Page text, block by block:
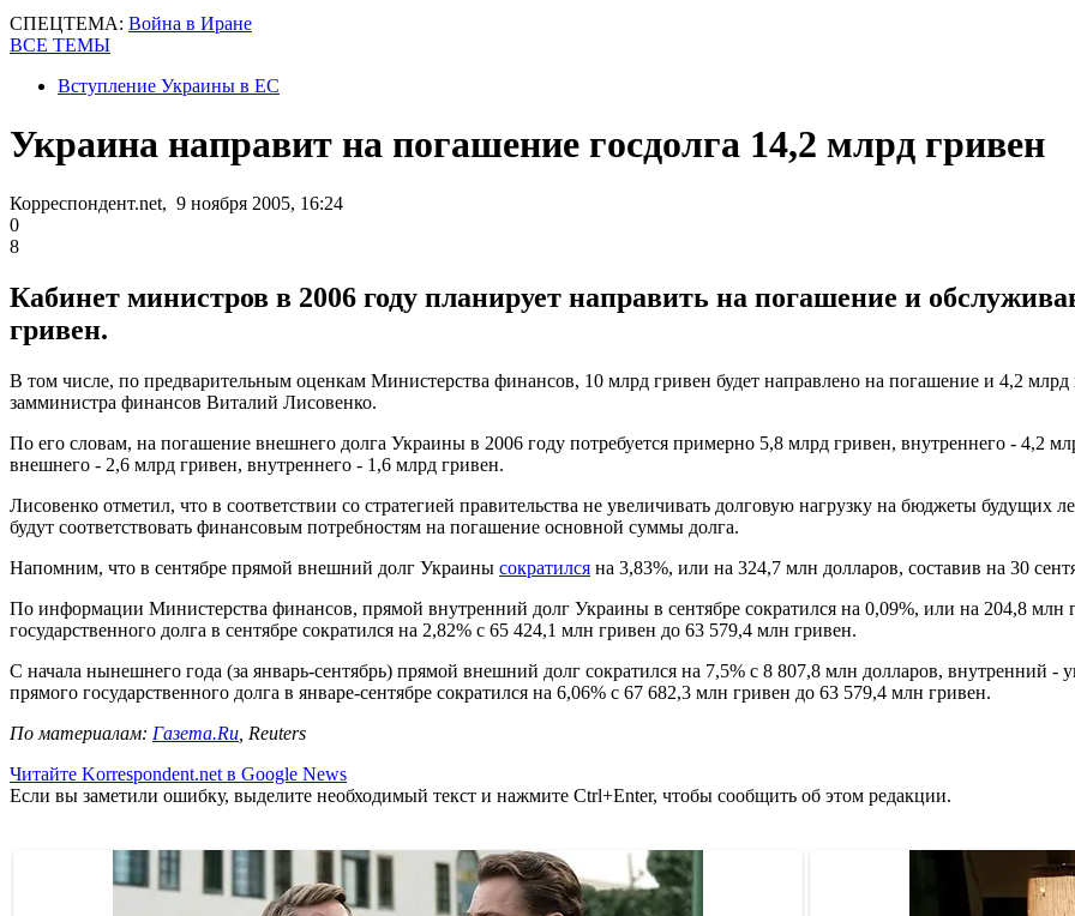
СПЕЦТЕМА: Война в Иране
ВСЕ ТЕМЫ
Вступление Украины в ЕС
Украина направит на погашение гoсдoлгa 14,2 млрд гривен
Корреспондент.net, 9 ноября 2005, 16:24
0
8
Кабинет министров в 2006 году планирует направить на погашение и
гривен.
В том числе, по предварительным оценкам Министерства финансов, 10 млрд гривен будет направлено на погашение и 4,2
замминистра финансов Виталий Лисовенко.
По его словам, на погашение внешнего долга Украины в 2006 году потребуется примерно 5,8 млрд гривен, внутреннего - 4,2
внешнего - 2,6 млрд гривен, внутреннего - 1,6 млрд гривен.
Лисовенко отметил, что в соответствии со стратегией правительства не увеличивать долговую нагрузку на бюджеты
будут соответствовать финансовым потребностям на погашение основной суммы долга.
Напомним, что в сентябре прямой внешний долг Украины сократился на 3,83%, или на 324,7 млн долларов, составив на 30
По информации Министерства финансов, прямой внутренний долг Украины в сентябре сократился на 0,09%, или на 204,8
государственного долга в сентябре сократился на 2,82% с 65 424,1 млн гривен до 63 579,4 млн гривен.
С начала нынешнего года (за январь-сентябрь) прямой внешний долг сократился на 7,5% с 8 807,8 млн долларов, внутренний
прямого государственного долга в январе-сентябре сократился на 6,06% с 67 682,3 млн гривен до 63 579,4 млн гривен.
По материалам: Газета.Ru , Reuters
Читайте Korrespondent.net в Google News
Если вы заметили ошибку, выделите необходимый текст и нажмите Ctrl+Enter, чтобы сообщить об этом редакции.